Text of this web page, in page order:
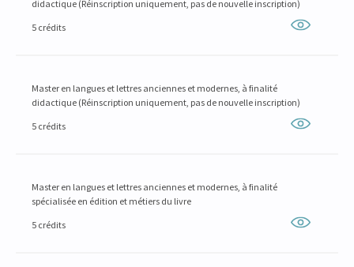
didactique (Réinscription uniquement, pas de nouvelle inscription)
5 crédits
Master en langues et lettres anciennes et modernes, à finalité
didactique (Réinscription uniquement, pas de nouvelle inscription)
5 crédits
Master en langues et lettres anciennes et modernes, à finalité
spécialisée en édition et métiers du livre
5 crédits